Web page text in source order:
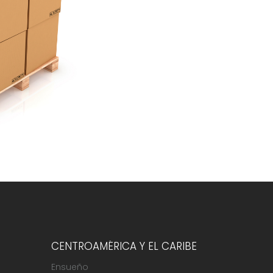
CENTROAMÉRICA Y EL CARIBE
Ensueño